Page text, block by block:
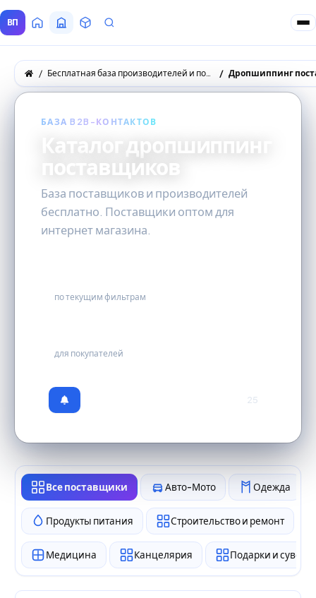
ВП ГлавнаяВсе Поставщики
ТоварыЗапросы покупателей
Бесплатная база производителей и поставщиков товаров оптом Дропшиппинг
БАЗА B2B-КОНТАКТОВ
Каталог дропшиппинг
поставщиков
База поставщиков и производителей
бесплатно. Поставщики оптом для
интернет магазина.
по текущим фильтрам
для покупателей
25
Все поставщики Авто-Мото Одежда
Продукты питания Строительство и ремонт
Медицина Канцелярия Подарки и